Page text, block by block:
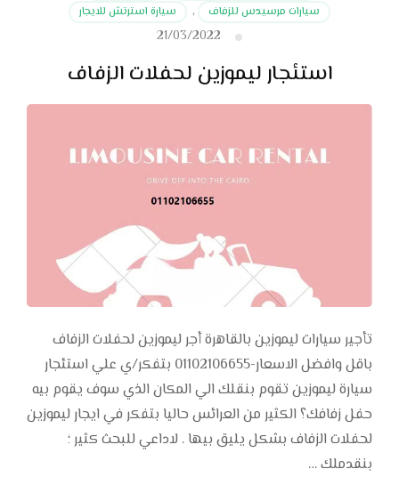
سيارات مرسيدس للزفاف
, سيارة استرتش للايجار
21/03/2022
استئجار ليموزين لحفلات الزفاف
تأجير سيارات ليموزين بالقاهرة أجر ليموزين لحفلات الزفاف
باقل وافضل الاسعار-01102106655 بتفكر/ي علي استئجار
سيارة ليموزين تقوم بنقلك الي المكان الذي سوف يقوم بيه
حفل زفافك؟ الكثير من العرائس حاليا بتفكر في ايجار ليموزين
لحفلات الزفاف بشكل يليق بيها . لاداعي للبحث كثير ؛
بنقدملك …